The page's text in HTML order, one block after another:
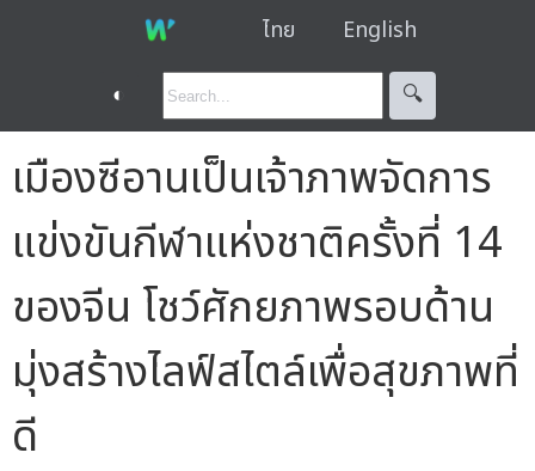
ไทย English
◐ 🔍︎
เมืองซีอานเป็นเจ้าภาพจัดการ
แข่งขันกีฬาแห่งชาติครั้งที่ 14
ของจีน โชว์ศักยภาพรอบด้าน
มุ่งสร้างไลฟ์สไตล์เพื่อสุขภาพที่
ดี